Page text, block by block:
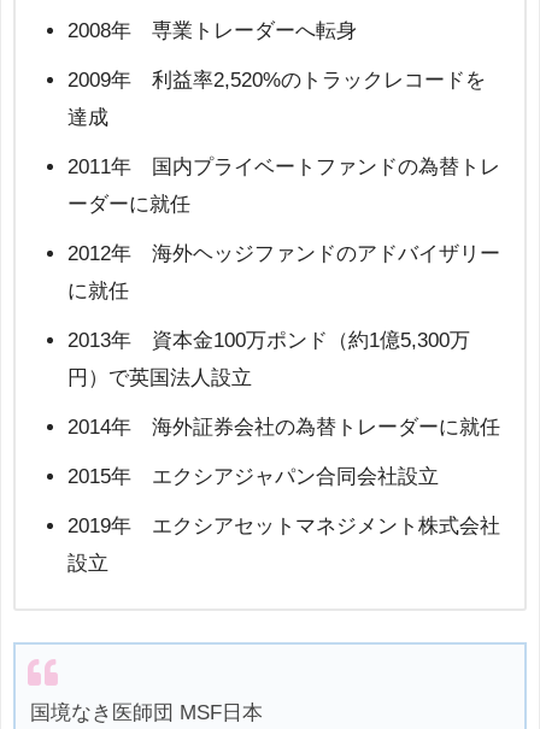
2008年 専業トレーダーへ転身
2009年 利益率2,520%のトラックレコードを
達成
2011年 国内プライベートファンドの為替トレ
ーダーに就任
2012年 海外ヘッジファンドのアドバイザリー
に就任
2013年 資本金100万ポンド（約1億5,300万
円）で英国法人設立
2014年 海外証券会社の為替トレーダーに就任
2015年 エクシアジャパン合同会社設立
2019年 エクシアセットマネジメント株式会社
設立
国境なき医師団 MSF日本